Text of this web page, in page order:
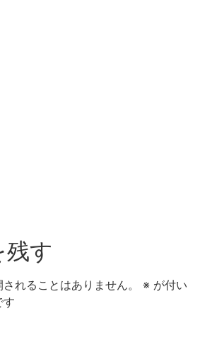
す
れることはありません。 ※ が付い
す